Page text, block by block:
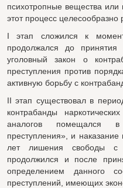
психотропные вещества или
этот процесс целесообразно
I этап сложился к
продолжался до
уголовный закон о
преступления против
активную борьбу с
II этап существовал в
контрабанды
аналогов помещался в
преступления», и
лет лишения свободы с
продолжился и после
определением данного
преступлений, имеющих